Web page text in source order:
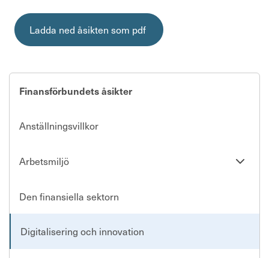
Ladda ned åsikten som pdf
Finansförbundets åsikter
Anställningsvillkor
Arbetsmiljö
Se
Den finansiella sektorn
Digitalisering och innovation